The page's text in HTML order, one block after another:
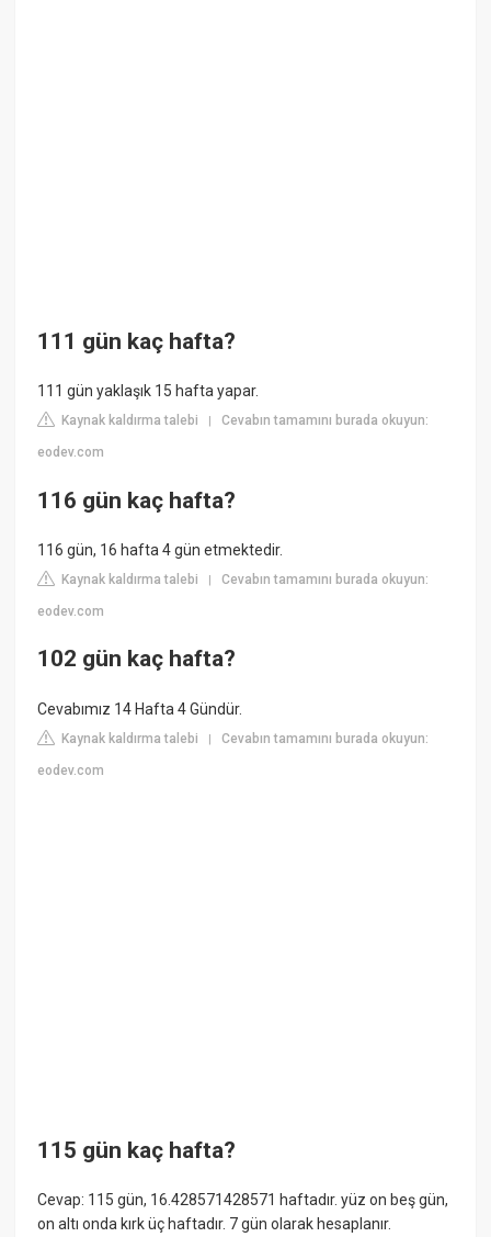
111 gün kaç hafta?
111 gün yaklaşık 15 hafta yapar.
Kaynak kaldırma talebi |Cevabın tamamını burada okuyun:
eodev.com
116 gün kaç hafta?
116 gün, 16 hafta 4 gün etmektedir.
Kaynak kaldırma talebi |Cevabın tamamını burada okuyun:
eodev.com
102 gün kaç hafta?
Cevabımız 14 Hafta 4 Gündür.
Kaynak kaldırma talebi |Cevabın tamamını burada okuyun:
eodev.com
115 gün kaç hafta?
Cevap: 115 gün, 16.428571428571 haftadır. yüz on beş gün,
on altı onda kırk üç haftadır. 7 gün olarak hesaplanır.